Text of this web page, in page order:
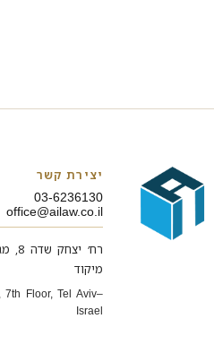
יצירת קשר
03-6236130
office@ailaw.co.il
מיקוד
7th Floor, Tel Aviv–
Israel